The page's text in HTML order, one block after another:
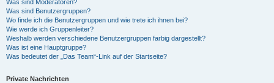
Was sind Moderatoren?
Was sind Benutzergruppen?
Wo finde ich die Benutzergruppen und wie trete ich ihnen bei?
Wie werde ich Gruppenleiter?
Weshalb werden verschiedene Benutzergruppen farbig dargestellt?
Was ist eine Hauptgruppe?
Was bedeutet der „Das Team“-Link auf der Startseite?
Private Nachrichten